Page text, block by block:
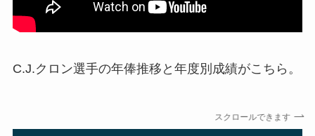
C.J.クロン選手の年俸推移と年度別成績がこちら。
スクロールできます